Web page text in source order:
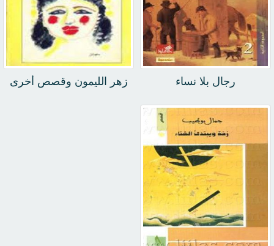
رجال بلا نساء زهر الليمون وقصص أخرى